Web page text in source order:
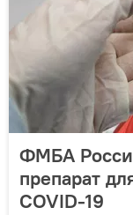
ФМБА
препарат
COVID-19